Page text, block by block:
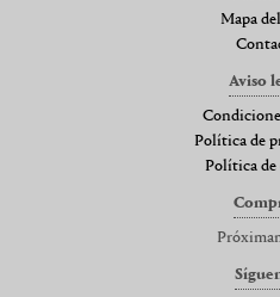
Mapa
Aviso
Política de
Política de